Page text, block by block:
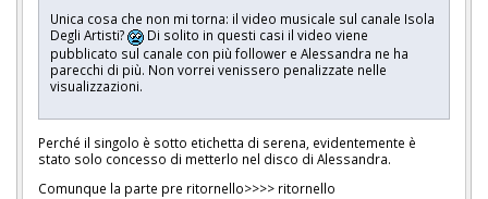
Unica cosa che non mi torna: il video musicale sul canale Isola
Degli Artisti?
Di solito in questi casi il video viene
pubblicato sul canale con più follower e Alessandra ne ha
parecchi di più. Non vorrei venissero penalizzate nelle
visualizzazioni.
Perché il singolo è sotto etichetta di serena, evidentemente è
stato solo concesso di metterlo nel disco di Alessandra.
Comunque la parte pre ritornello>>>> ritornello